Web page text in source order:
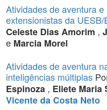
Atividades de aventura
extensionistas da UESB/
Celeste Dias Amorim ,
e Marcia Morel
Atividades de aventura
inteligências múltiplas
Espinoza , Eliete Maria
Vicente da Costa Neto